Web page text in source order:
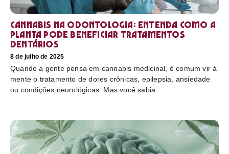
Cannabis na odontologia: entenda como a
planta pode beneficiar tratamentos
dentários
8 de julho de 2025
Quando a gente pensa em cannabis medicinal, é comum vir à
mente o tratamento de dores crônicas, epilepsia, ansiedade
ou condições neurológicas. Mas você sabia